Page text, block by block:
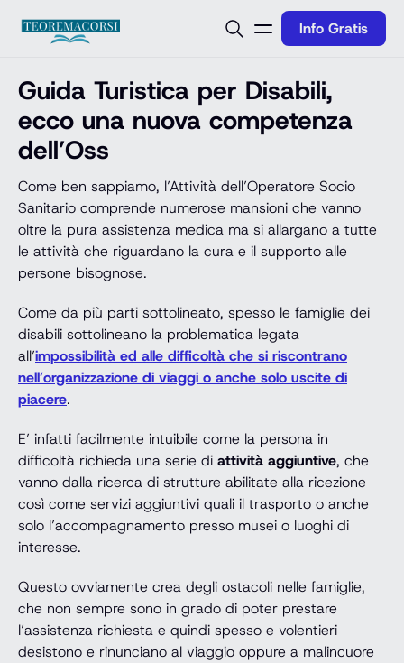
Info Gratis
Guida Turistica per Disabili,
ecco una nuova competenza
dell’Oss
Come ben sappiamo, l’Attività dell’Operatore Socio
Sanitario comprende numerose mansioni che vanno
oltre la pura assistenza medica ma si allargano a tutte
le attività che riguardano la cura e il supporto alle
persone bisognose.
Come da più parti sottolineato, spesso le famiglie dei
disabili sottolineano la problematica legata
all’impossibilità ed alle difficoltà che si riscontrano
nell’organizzazione di viaggi o anche solo uscite di
piacere.
E’ infatti facilmente intuibile come la persona in
difficoltà richieda una serie di attività aggiuntive, che
vanno dalla ricerca di strutture abilitate alla ricezione
così come servizi aggiuntivi quali il trasporto o anche
solo l’accompagnamento presso musei o luoghi di
interesse.
Questo ovviamente crea degli ostacoli nelle famiglie,
che non sempre sono in grado di poter prestare
l’assistenza richiesta e quindi spesso e volentieri
desistono e rinunciano al viaggio oppure a malincuore